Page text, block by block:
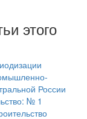
этого
России
№ 1